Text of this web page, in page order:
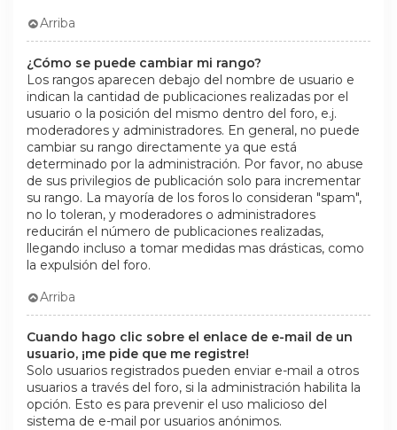
Arriba
¿Cómo se puede cambiar mi rango?
Los rangos aparecen debajo del nombre de usuario e
indican la cantidad de publicaciones realizadas por el
usuario o la posición del mismo dentro del foro, e.j.
moderadores y administradores. En general, no puede
cambiar su rango directamente ya que está
determinado por la administración. Por favor, no abuse
de sus privilegios de publicación solo para incrementar
su rango. La mayoría de los foros lo consideran "spam",
no lo toleran, y moderadores o administradores
reducirán el número de publicaciones realizadas,
llegando incluso a tomar medidas mas drásticas, como
la expulsión del foro.
Arriba
Cuando hago clic sobre el enlace de e-mail de un
usuario, ¡me pide que me registre!
Solo usuarios registrados pueden enviar e-mail a otros
usuarios a través del foro, si la administración habilita la
opción. Esto es para prevenir el uso malicioso del
sistema de e-mail por usuarios anónimos.